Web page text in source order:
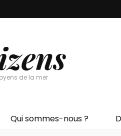
de la mer
Qui sommes-nous ?